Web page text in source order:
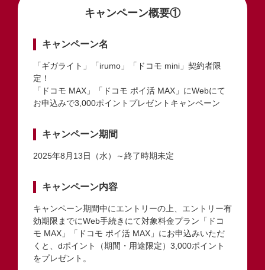
キャンペーン概要①
キャンペーン名
「ギガライト」「irumo」「ドコモ mini」契約者限
定！
「ドコモ MAX」「ドコモ ポイ活 MAX」にWebにて
お申込みで3,000ポイントプレゼントキャンペーン
キャンペーン期間
2025年8月13日（水）～終了時期未定
キャンペーン内容
キャンペーン期間中にエントリーの上、エントリー有
効期限までにWeb手続きにて対象料金プラン「ドコ
モ MAX」「ドコモ ポイ活 MAX」にお申込みいただ
くと、dポイント（期間・用途限定）3,000ポイント
をプレゼント。